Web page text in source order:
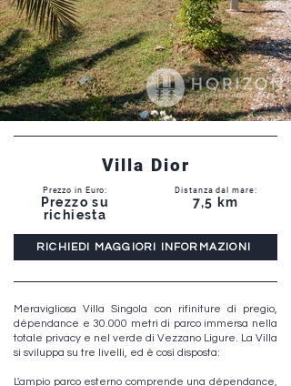
Villa Dior
Prezzo in Euro:
Prezzo su
richiesta
Distanza dal mare:
7,5 km
RICHIEDI MAGGIORI INFORMAZIONI
Meravigliosa Villa Singola con rifiniture di pregio,
dépendance e 30.000 metri di parco immersa nella
totale privacy e nel verde di Vezzano Ligure. La Villa
si sviluppa su tre livelli, ed è così disposta:
L'ampio parco esterno comprende una dépendance,